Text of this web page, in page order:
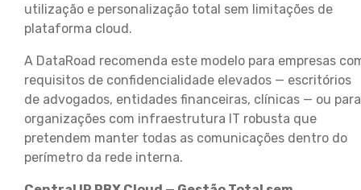
utilização e personalização total sem limitações de
plataforma cloud.
A DataRoad recomenda este modelo para empresas
requisitos de confidencialidade elevados — escritórios
de advogados, entidades financeiras, clínicas — ou para
organizações com infraestrutura IT robusta que
pretendem manter todas as comunicações dentro do
perímetro da rede interna.